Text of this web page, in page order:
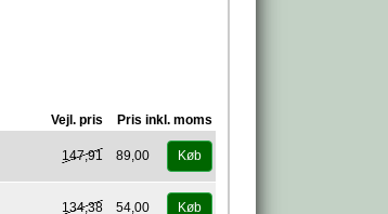
Vejl. pris Pris inkl. moms
147,91 89,00 Køb
134,38 54,00 Køb